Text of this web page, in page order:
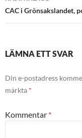
CAC i Grönsakslandet,
LÄMNA ETT SVAR
Din e-postadress
märkta *
Kommentar *